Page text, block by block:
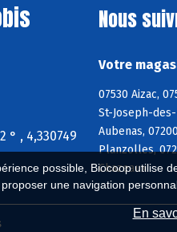
possible, Biocoop utilise
une navigation
En
° , 4,330749
Nous
Votre
07530 Aizac,
St-Joseph-
Aubenas,
Planzolles,
Chazeaux